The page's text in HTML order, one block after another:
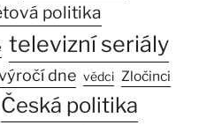
politika
televizní seriály
dne vědci Zločinci
Česká politika